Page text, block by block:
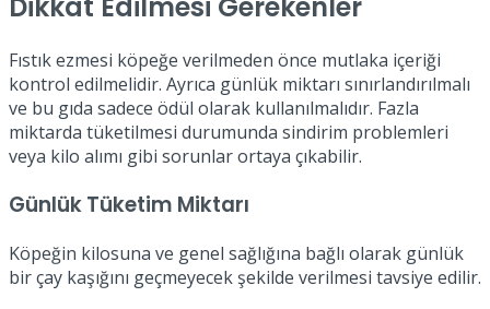
Dikkat Edilmesi Gerekenler
Fıstık ezmesi köpeğe verilmeden önce mutlaka içeriği
kontrol edilmelidir. Ayrıca günlük miktarı sınırlandırılmalı
ve bu gıda sadece ödül olarak kullanılmalıdır. Fazla
miktarda tüketilmesi durumunda sindirim problemleri
veya kilo alımı gibi sorunlar ortaya çıkabilir.
Günlük Tüketim Miktarı
Köpeğin kilosuna ve genel sağlığına bağlı olarak günlük
bir çay kaşığını geçmeyecek şekilde verilmesi tavsiye edilir.